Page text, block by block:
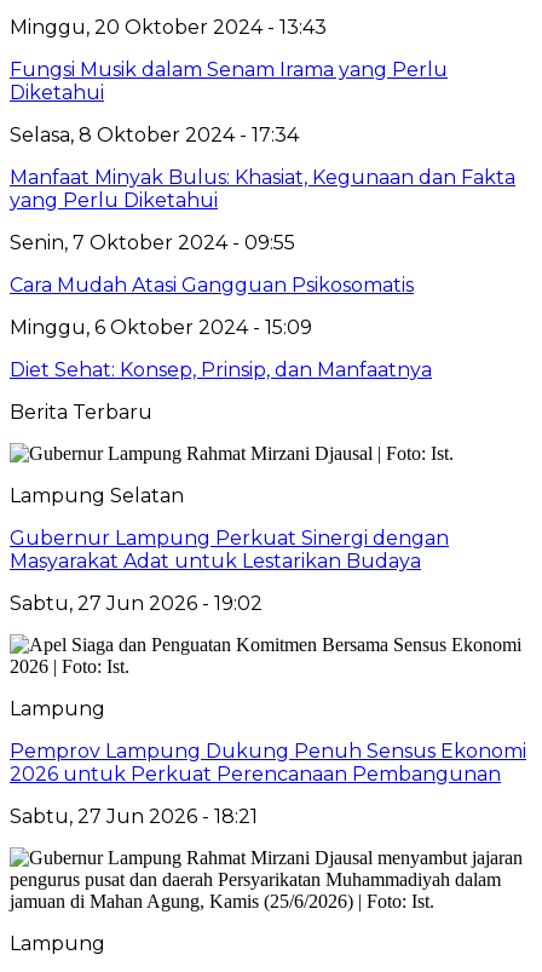
Minggu, 20 Oktober 2024 - 13:43
Fungsi Musik dalam Senam Irama yang Perlu
Diketahui
Selasa, 8 Oktober 2024 - 17:34
Manfaat Minyak Bulus: Khasiat, Kegunaan dan Fakta
yang Perlu Diketahui
Senin, 7 Oktober 2024 - 09:55
Cara Mudah Atasi Gangguan Psikosomatis
Minggu, 6 Oktober 2024 - 15:09
Diet Sehat: Konsep, Prinsip, dan Manfaatnya
Berita Terbaru
Lampung Selatan
Gubernur Lampung Perkuat Sinergi dengan
Masyarakat Adat untuk Lestarikan Budaya
Sabtu, 27 Jun 2026 - 19:02
Lampung
Pemprov Lampung Dukung Penuh Sensus Ekonomi
2026 untuk Perkuat Perencanaan Pembangunan
Sabtu, 27 Jun 2026 - 18:21
Lampung